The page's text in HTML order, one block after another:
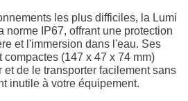
les plus difficiles, la Lumi
norme IP67, offrant une protection
et l'immersion dans l'eau. Ses
(147 x 47 x 74 mm)
et de le transporter facilement sans
inutile à votre équipement.